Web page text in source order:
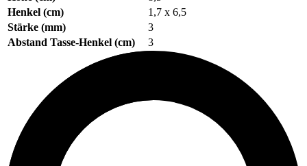
Henkel (cm)
1,7 x 6,5
Stärke (mm)
3
Abstand Tasse-Henkel (cm)
3